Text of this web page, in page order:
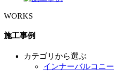
WORKS
施工事例
カテゴリから選ぶ
インナーバルコニー